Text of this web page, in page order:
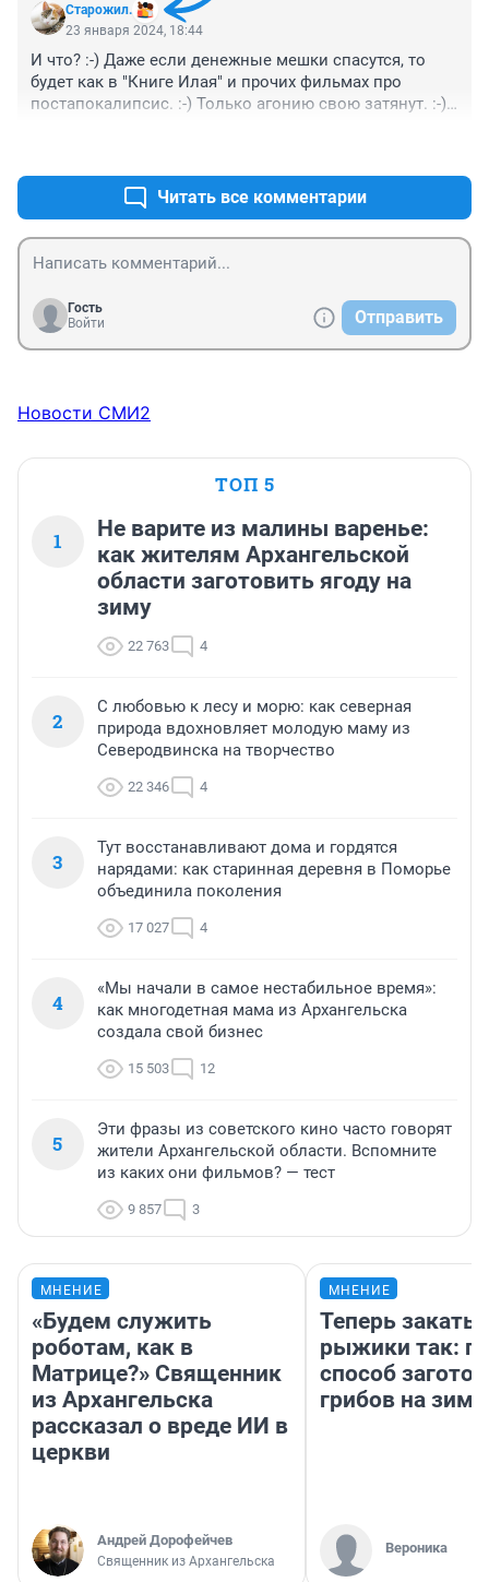
Старожил.
23 января 2024, 18:44
И что? :-) Даже если денежные мешки спасутся, то
будет как в "Книге Илая" и прочих фильмах про
постапокалипсис. :-) Только агонию свою затянут. :-)
сто раз меньше чем сейчас. Так что лучше я сразу в
Читать все комментарии
Гость
Войти
Отправить
Новости СМИ2
ТОП 5
1
Не варите из малины варенье:
как жителям Архангельской
области заготовить ягоду на
зиму
22 763 4
2
С любовью к лесу и морю: как северная
природа вдохновляет молодую маму из
Северодвинска на творчество
22 346 4
3
Тут восстанавливают дома и гордятся
нарядами: как старинная деревня в Поморье
объединила поколения
17 027 4
4
«Мы начали в самое нестабильное время»:
как многодетная мама из Архангельска
создала свой бизнес
15 503 12
5
Эти фразы из советского кино часто говорят
жители Архангельской области. Вспомните
из каких они фильмов? — тест
9 857 3
МНЕНИЕ
«Будем служить
роботам, как в
Матрице?» Священник
из Архангельска
рассказал о вреде ИИ в
церкви
Андрей Дорофейчев
Священник из Архангельска
МНЕНИЕ
Теперь
рыжики так:
способ
грибов на зиму
Вероника